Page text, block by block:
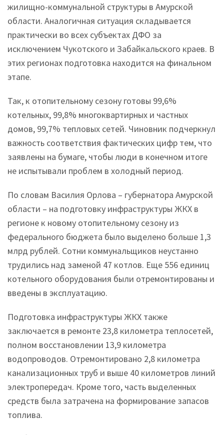
жилищно-коммунальной структуры в Амурской
области. Аналогичная ситуация складывается
практически во всех субъектах ДФО за
исключением Чукотского и Забайкальского краев. В
этих регионах подготовка находится на финальном
этапе.
Так, к отопительному сезону готовы 99,6%
котельных, 99,8% многоквартирных и частных
домов, 99,7% тепловых сетей. Чиновник подчеркнул
важность соответствия фактических цифр тем, что
заявлены на бумаге, чтобы люди в конечном итоге
не испытывали проблем в холодный период.
По словам Василия Орлова – губернатора Амурской
области – на подготовку инфраструктуры ЖКХ в
регионе к новому отопительному сезону из
федерального бюджета было выделено больше 1,3
млрд рублей. Сотни коммунальщиков неустанно
трудились над заменой 47 котлов. Еще 556 единиц
котельного оборудования были отремонтированы и
введены в эксплуатацию.
Подготовка инфраструктуры ЖКХ также
заключается в ремонте 23,8 километра теплосетей,
полном восстановлении 13,9 километра
водопроводов. Отремонтировано 2,8 километра
канализационных труб и выше 40 километров линий
электропередач. Кроме того, часть выделенных
средств была затрачена на формирование запасов
топлива.